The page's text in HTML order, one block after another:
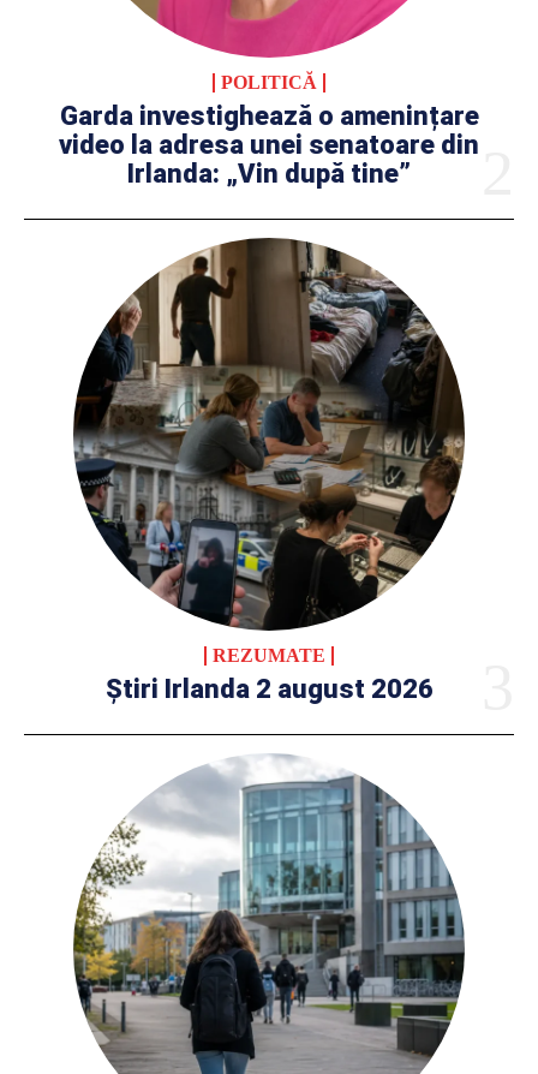
POLITICĂ
Garda investighează o amenințare
video la adresa unei senatoare din
Irlanda: „Vin după tine”
REZUMATE
Știri Irlanda 2 august 2026